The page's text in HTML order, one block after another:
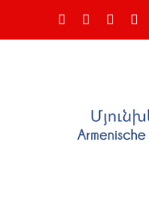
FacebookInstagram